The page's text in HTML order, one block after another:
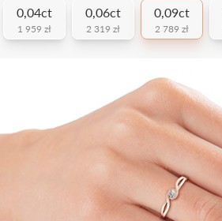
0,04ct
1 959 zł
0,06ct
2 319 zł
0,09ct
2 789 zł